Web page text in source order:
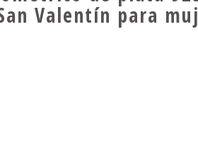
Valentín para